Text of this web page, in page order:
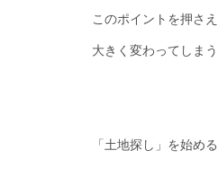
このポイントを押さ
大きく変わってしまう
「土地探し」を始め